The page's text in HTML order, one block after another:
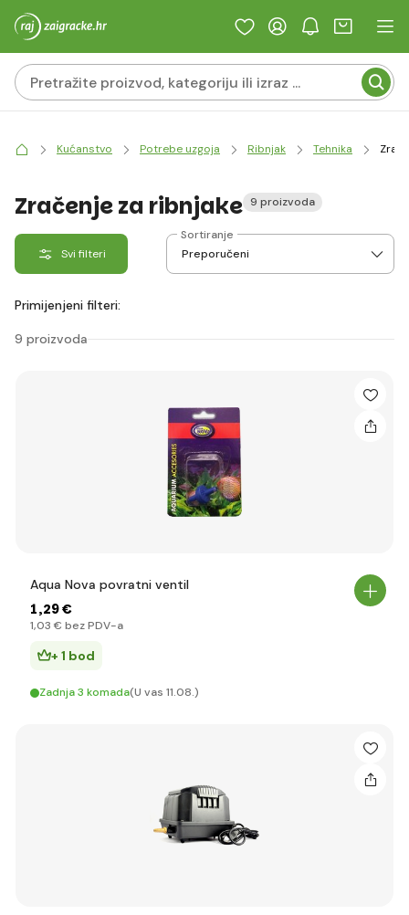
Kućanstvo Potrebe uzgoja Ribnjak Tehnika
Zračenje za ribnjake 9 proizvoda
Svi filteri
Sortiranje
Primijenjeni filteri:
9 proizvoda
Aqua Nova povratni ventil
1,29 €
1,03 € bez PDV-a
+ 1 bod
Zadnja 3 komada(U vas 11.08.)